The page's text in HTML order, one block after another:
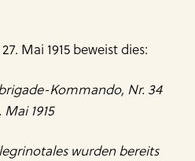
Mai 1915 beweist dies:
Kommando, Nr. 34
1915
wurden bereits